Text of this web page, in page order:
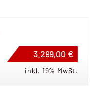
3.299,00 €
inkl. 19% MwSt.